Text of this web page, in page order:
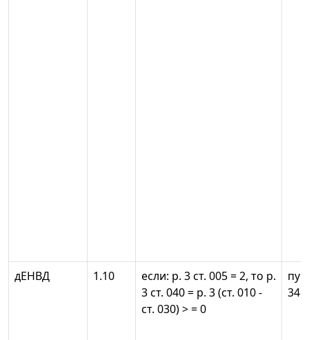
дЕНВД 1.10
если: р. 3 ст. 005 = 2, то р.
3 ст. 040 = р. 3 (ст. 010 -
ст. 030) > = 0